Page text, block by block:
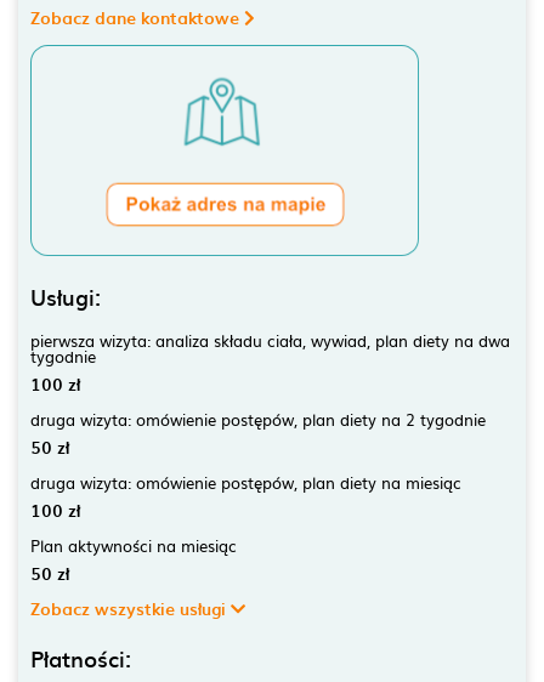
Zobacz dane kontaktowe
Usługi:
pierwsza wizyta: analiza składu ciała, wywiad, plan diety na dwa
tygodnie
100 zł
druga wizyta: omówienie postępów, plan diety na 2 tygodnie
50 zł
druga wizyta: omówienie postępów, plan diety na miesiąc
100 zł
Plan aktywności na miesiąc
50 zł
Zobacz wszystkie usługi
Płatności: